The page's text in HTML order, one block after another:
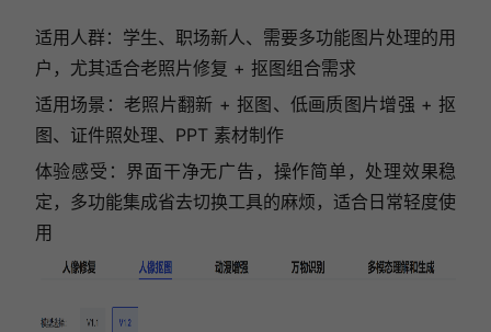
适用人群：学生、职场新人、需要多功能图片处理的用
户，尤其适合老照片修复 + 抠图组合需求
适用场景：老照片翻新 + 抠图、低画质图片增强 + 抠
图、证件照处理、PPT 素材制作
体验感受：界面干净无广告，操作简单，处理效果稳
定，多功能集成省去切换工具的麻烦，适合日常轻度使
用